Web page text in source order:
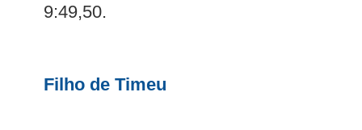
9:49,50.
Filho de Timeu